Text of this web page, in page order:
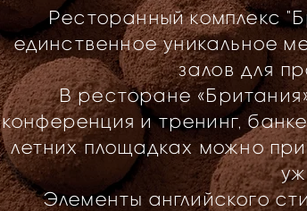
Ресторанный комплекс
единственное уникальное
залов для
В ресторане
конференция и тренинг,
летних площадках можно
Элементы английского